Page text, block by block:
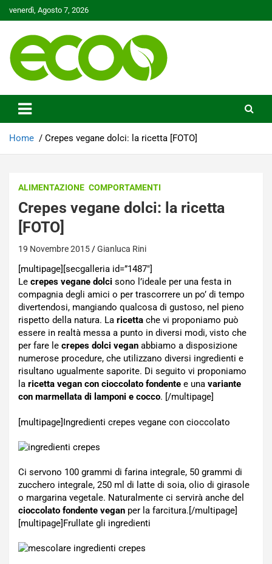
to
venerdì, Agosto 7, 2026
Ecoo.it
Home Crepes vegane dolci: la ricetta [FOTO]
ALIMENTAZIONE COMPORTAMENTI
Crepes vegane dolci: la ricetta
[FOTO]
19 Novembre 2015 Gianluca Rini
[multipage][secgalleria id=”1487″]
Le crepes vegane dolci sono l’ideale per una festa in
compagnia degli amici o per trascorrere un po’ di tempo
divertendosi, mangiando qualcosa di gustoso, nel pieno
rispetto della natura. La ricetta che vi proponiamo può
essere in realtà messa a punto in diversi modi, visto che
per fare le crepes dolci vegan abbiamo a disposizione
numerose procedure, che utilizzano diversi ingredienti e
risultano ugualmente saporite. Di seguito vi proponiamo
la ricetta vegan con cioccolato fondente e una variante
con marmellata di lamponi e cocco. [/multipage]
[multipage]Ingredienti crepes vegane con cioccolato
Ci servono 100 grammi di farina integrale, 50 grammi di
zucchero integrale, 250 ml di latte di soia, olio di girasole
o margarina vegetale. Naturalmente ci servirà anche del
cioccolato fondente vegan per la farcitura.[/multipage]
[multipage]Frullate gli ingredienti